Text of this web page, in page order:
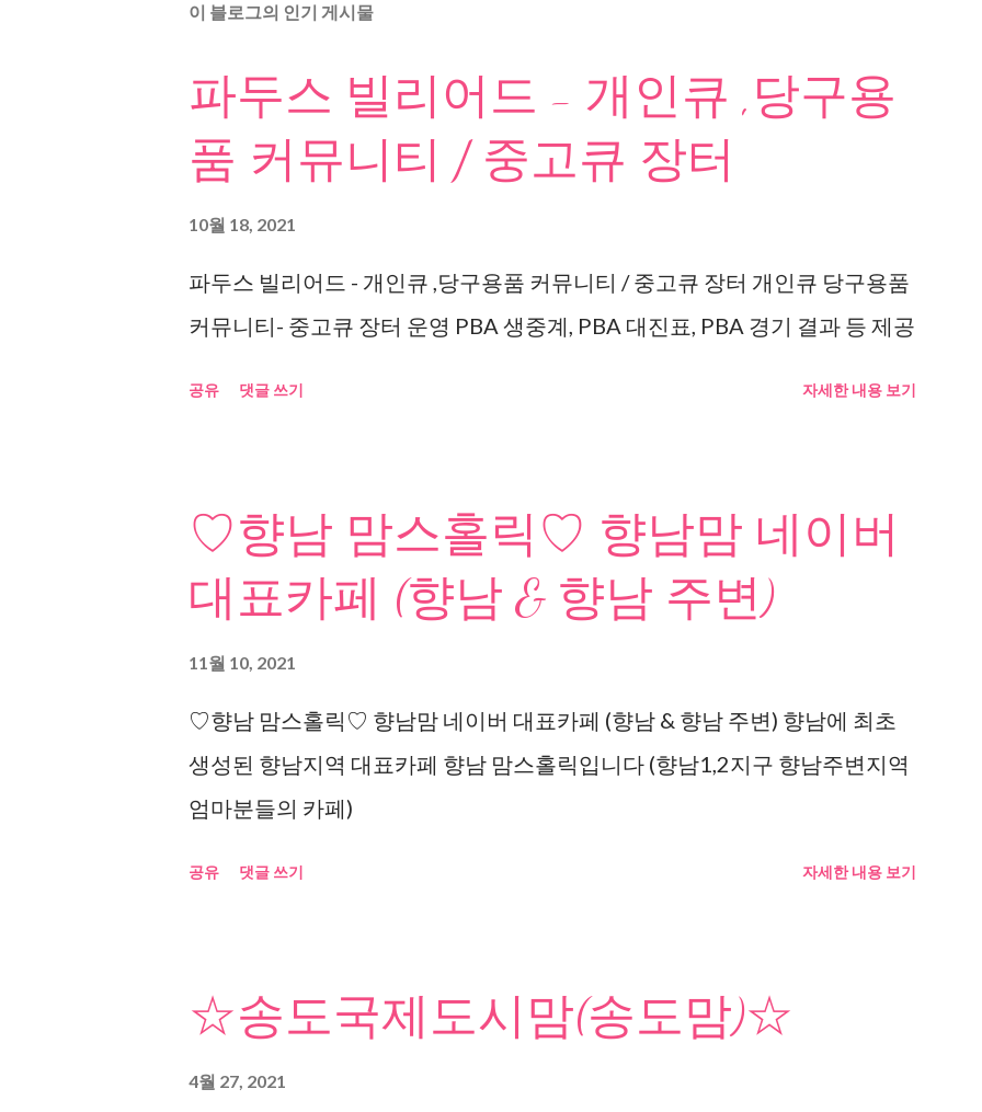
이 블로그의 인기 게시물
파두스 빌리어드 - 개인큐 ,당구용
품 커뮤니티 / 중고큐 장터
10월 18, 2021
파두스 빌리어드 - 개인큐 ,당구용품 커뮤니티 / 중고큐 장터 개인큐 당구용품
커뮤니티- 중고큐 장터 운영 PBA 생중계, PBA 대진표, PBA 경기 결과 등 제공
공유 댓글 쓰기 자세한 내용 보기
♡향남 맘스홀릭♡ 향남맘 네이버
대표카페 (향남 & 향남 주변)
11월 10, 2021
♡향남 맘스홀릭♡ 향남맘 네이버 대표카페 (향남 & 향남 주변) 향남에 최초
생성된 향남지역 대표카페 향남 맘스홀릭입니다 (향남1,2지구 향남주변지역
엄마분들의 카페)
공유 댓글 쓰기 자세한 내용 보기
☆송도국제도시맘(송도맘)☆
4월 27, 2021